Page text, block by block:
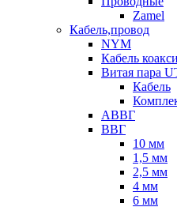
Zamel
Кабель,провод
NYM
Кабель
Витая пара
Кабель
АВВГ
ВВГ
10 мм
1,5 мм
2,5 мм
4 мм
6 мм